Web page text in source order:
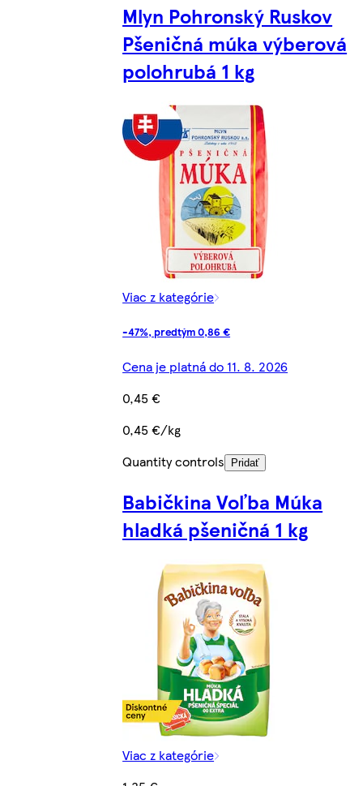
Mlyn Pohronský Ruskov
Pšeničná múka výberová
polohrubá 1 kg
Viac z kategórie
-47%, predtým 0,86 €
Cena je platná do 11. 8. 2026
0,45 €
0,45 €/kg
Quantity controls
Pridať
Babičkina Voľba Múka
hladká pšeničná 1 kg
Viac z kategórie